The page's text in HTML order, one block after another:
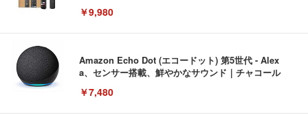
￥9,980
Amazon Echo Dot (エコードット) 第5世代 - Alex
a、センサー搭載、鮮やかなサウンド｜チャコール
￥7,480